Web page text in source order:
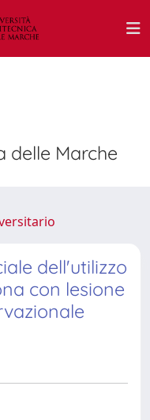
delle Marche
dell'utilizzo
con lesione